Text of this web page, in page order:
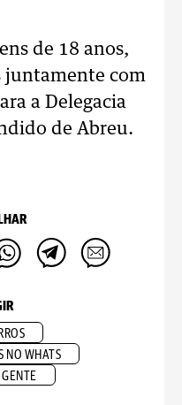
de 18 anos,
juntamente com
a Delegacia
de Abreu.
NO WHATS